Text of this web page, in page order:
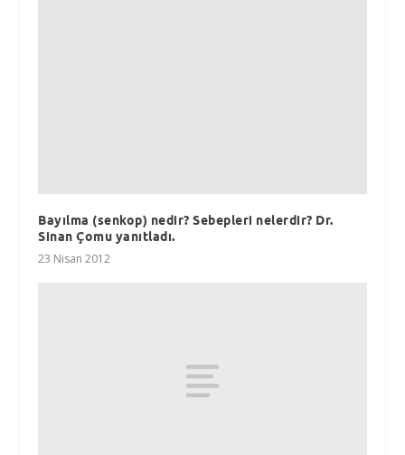
Bayılma (senkop) nedir? Sebepleri nelerdir? Dr.
Sinan Çomu yanıtladı.
23 Nisan 2012